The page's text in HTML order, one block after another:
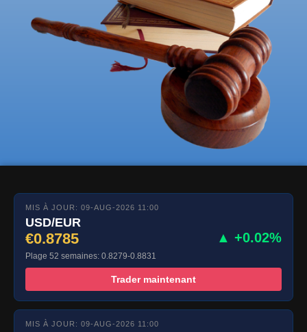
MIS À JOUR: 09-AUG-2026 11:00
USD/EUR
€0.8785 ▲ +0.02%
Plage 52 semaines: 0.8279-0.8831
Trader maintenant
MIS À JOUR: 09-AUG-2026 11:00